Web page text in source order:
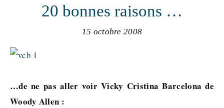
20 bonnes raisons …
15 octobre 2008
…de ne pas aller voir Vicky Cristina Barcelona de
Woody Allen :